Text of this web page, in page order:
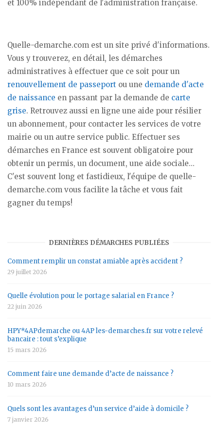
et 100% indépendant de l'administration française.
Quelle-demarche.com est un site privé d'informations.
Vous y trouverez, en détail, les démarches
administratives à effectuer que ce soit pour un
renouvellement de passeport ou une demande d'acte
de naissance en passant par la demande de carte
grise. Retrouvez aussi en ligne une aide pour résilier
un abonnement, pour contacter les services de votre
mairie ou un autre service public. Effectuer ses
démarches en France est souvent obligatoire pour
obtenir un permis, un document, une aide sociale...
C'est souvent long et fastidieux, l'équipe de quelle-
demarche.com vous facilite la tâche et vous fait
gagner du temps!
DERNIÈRES DÉMARCHES PUBLIÉES
Comment remplir un constat amiable après accident ?
29 juillet 2026
Quelle évolution pour le portage salarial en France ?
22 juin 2026
HPY*4APdemarche ou 4AP les-demarches.fr sur votre relevé
bancaire : tout s’explique
15 mars 2026
Comment faire une demande d’acte de naissance ?
10 mars 2026
Quels sont les avantages d’un service d’aide à domicile ?
7 janvier 2026